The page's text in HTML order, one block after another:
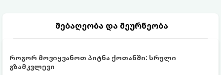
მებაღეობა და მეურნეობა
როგორ მოვიყვანოთ პიტნა ქოთანში: სრული
გზამკვლევი